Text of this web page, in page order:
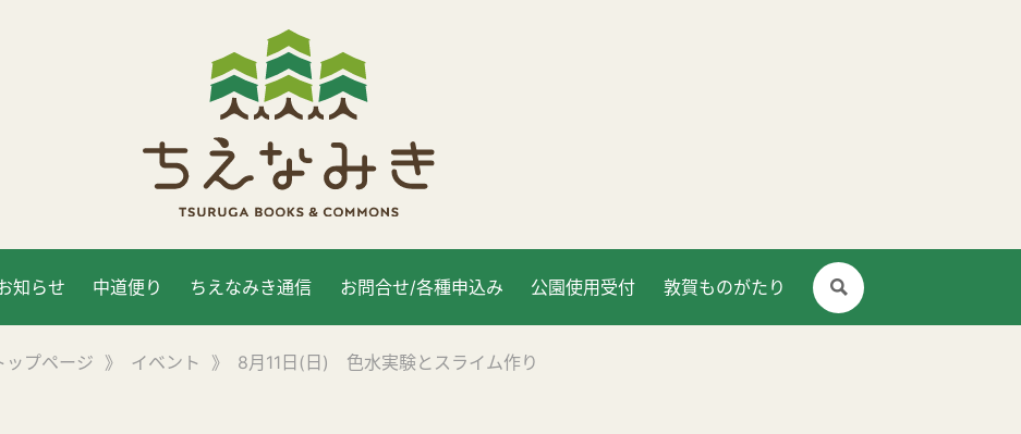
知らせ 中道便り ちえなみき通信 お問合せ/各種申込み 公園使用受付 敦賀ものがたり
ップページ 》 イベント 》 8月11日(日) 色水実験とスライム作り